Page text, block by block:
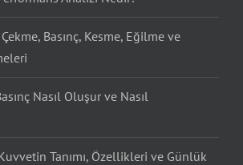
Basınç, Kesme, Eğilme ve
Nasıl Oluşur ve Nasıl
Tanımı, Özellikleri ve Günlük